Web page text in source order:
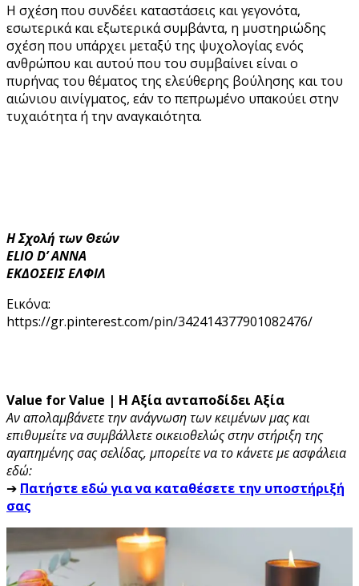
Η σχέση που συνδέει καταστάσεις και γεγονότα,
εσωτερικά και εξωτερικά συμβάντα, η μυστηριώδης
σχέση που υπάρχει μεταξύ της ψυχολογίας ενός
ανθρώπου και αυτού που του συμβαίνει είναι ο
πυρήνας του θέματος της ελεύθερης βούλησης και του
αιώνιου αινίγματος, εάν το πεπρωμένο υπακούει στην
τυχαιότητα ή την αναγκαιότητα.
Η Σχολή των Θεών
ELIO D’ ANNA
ΕΚΔΟΣΕΙΣ ΕΛΦΙΛ
Εικόνα:
https://gr.pinterest.com/pin/342414377901082476/
Value for Value | Η Αξία ανταποδίδει Αξία
Αν απολαμβάνετε την ανάγνωση των κειμένων μας και
επιθυμείτε να συμβάλλετε οικειοθελώς στην στήριξη της
αγαπημένης σας σελίδας, μπορείτε να το κάνετε με ασφάλεια
εδώ:
➔ Πατήστε εδώ για να καταθέσετε την υποστήριξή
σας